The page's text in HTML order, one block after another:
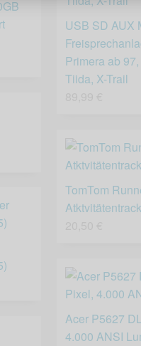
USB SD AUX
Primera ab
Tiida, X-Trail
TomTom
Acer P5627
4.000 ANSI